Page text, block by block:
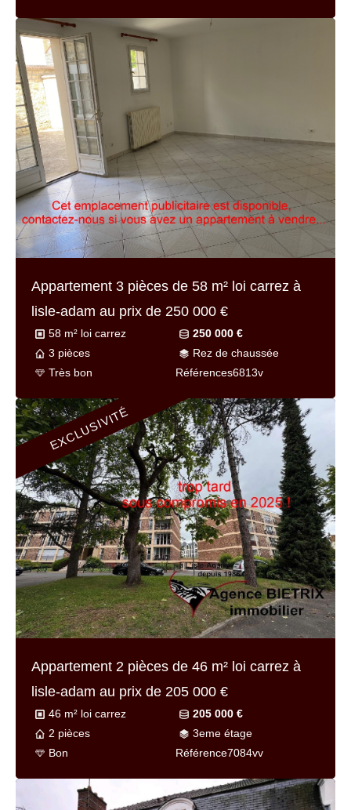
Appartement 3 pièces de 58 m² loi carrez à
lisle-adam au prix de 250 000 €
58 m² loi carrez
250 000 €
3 pièces
Rez de chaussée
Très bon
Références6813v
EXCLUSIVITÉ
Appartement 2 pièces de 46 m² loi carrez à
lisle-adam au prix de 205 000 €
46 m² loi carrez
205 000 €
2 pièces
3eme étage
Bon
Référence7084vv